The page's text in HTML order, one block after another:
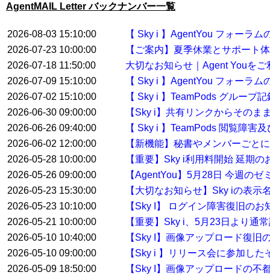
AgentMAIL Letter バックナンバー一覧
2026-08-03 15:10:00
【 Sky i 】AgentYou フォーラ
2026-07-23 10:00:00
【ご案内】夏季休業とサポート
2026-07-18 11:50:00
大切なお知らせ｜Agent Youを
2026-07-09 15:10:00
【 Sky i 】AgentYou フォーラ
2026-07-02 15:10:00
【 Sky i 】TeamPods グループ
2026-06-30 09:00:00
【Sky i】共有リンクからそのま
2026-06-26 09:40:00
【 Sky i 】TeamPods 閲覧障害
2026-06-02 12:00:00
【新機能】秘書やメンバーごと
2026-05-28 10:00:00
【重要】Sky i利用料開始 延期の
2026-05-26 09:00:00
【AgentYou】5月28日 今週の
2026-05-23 15:30:00
【大切なお知らせ】Sky iの表示
2026-05-23 10:10:00
【Sky I】 ログイン障害復旧のお
2026-05-21 10:00:00
【重要】Sky i、5月23日より通
2026-05-10 10:40:00
【Sky I】画像アップロード復旧
2026-05-10 09:00:00
【Sky i 】リリース会に参加し
2026-05-09 18:50:00
【Sky I】画像アップロードの不